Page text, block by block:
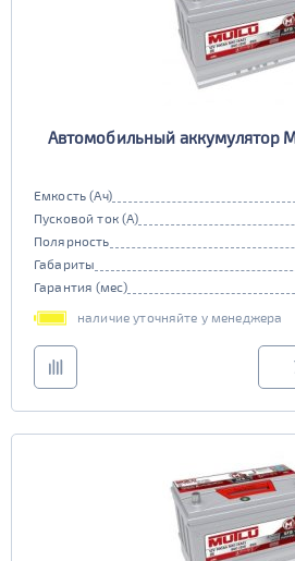
Автомобильный аккумулятор
Емкость (Ач)
Пусковой ток (А)
Полярность
Габариты
Гарантия (мес)
наличие уточняйте у менеджера